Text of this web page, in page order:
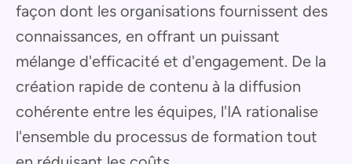
façon dont les organisations fournissent des
connaissances, en offrant un puissant
mélange d'efficacité et d'engagement. De la
création rapide de contenu à la diffusion
cohérente entre les équipes, l'IA rationalise
l'ensemble du processus de formation tout